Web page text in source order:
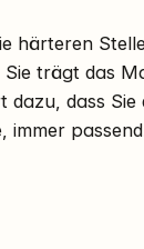
härteren
trägt das
dazu, dass Sie
immer